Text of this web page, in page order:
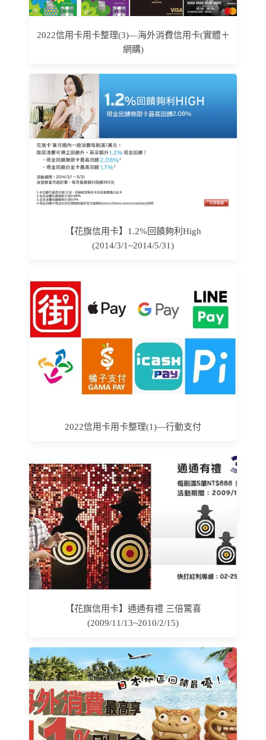
2022信用卡用卡整理(3)—海外消費信用卡(實體＋
網購)
【花旗信用卡】1.2%回饋夠利High
(2014/3/1~2014/5/31)
2022信用卡用卡整理(1)—行動支付
【花旗信用卡】通通有禮 三倍驚喜
(2009/11/13~2010/2/15)